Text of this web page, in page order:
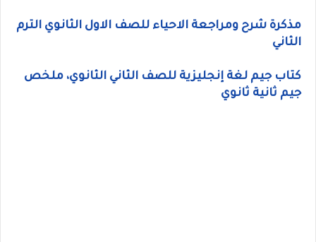
مذكرة شرح ومراجعة الاحياء للصف الاول الثانوي الترم
الثاني
كتاب جيم لغة إنجليزية للصف الثاني الثانوي، ملخص
جيم ثانية ثانوي